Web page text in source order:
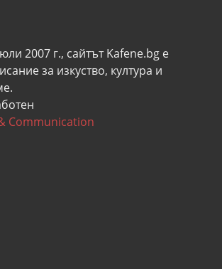
2007 г., сайтът Kafene.bg e
за изкуство, култура и
Communication